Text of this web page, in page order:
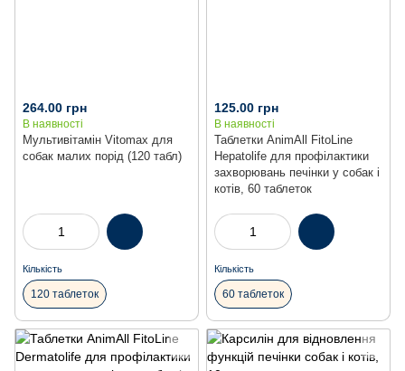
Мультивітамін Vitomax для
собак малих порід (120 табл)
264.00 грн
В наявності
Кількість
120 таблеток
Таблетки AnimAll FitoLine
Hepatolife для профілактики
захворювань печінки у собак і
котів, 60 таблеток
125.00 грн
В наявності
Кількість
60 таблеток